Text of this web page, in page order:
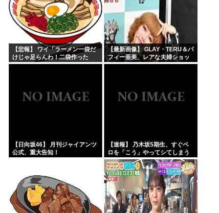
【悲報】 ワイ「ラーメン一袋だ
けじゃ足らんわ！二袋作った
ろ！」→結果ｗｗｗ
【最新画像】 GLAY・TERU＆パ
フィー亜美、レアな夫婦ショッ
トを公開してしまう！
【日向坂46】 月刊ジャイアンツ
公式、重大告知！
【速報】 乃木坂5期生、すぐベ
ロを「こう」やってシてしまう
ｗｗｗｗｗｗ